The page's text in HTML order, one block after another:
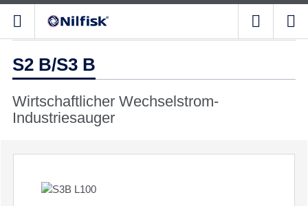
S2 B/S3 B
Wirtschaftlicher Wechselstrom-
Industriesauger